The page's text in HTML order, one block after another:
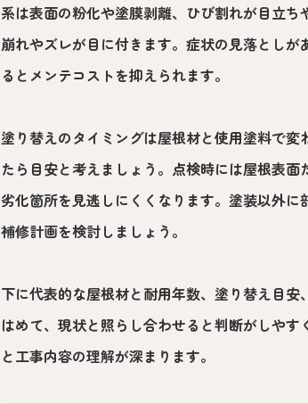
系は表面の粉化や塗膜剥離、ひび割れが目立
崩れやズレが目に付きます。症状の見落とし
るとメンテコストを抑えられます。
塗り替えのタイミングは屋根材と使用塗料で
たら目安と考えましょう。点検時には屋根表
劣化箇所を見逃しにくくなります。塗装以外
補修計画を検討しましょう。
下に代表的な屋根材と耐用年数、塗り替え目
はめて、現状と照らし合わせると判断がしや
と工事内容の理解が深まります。